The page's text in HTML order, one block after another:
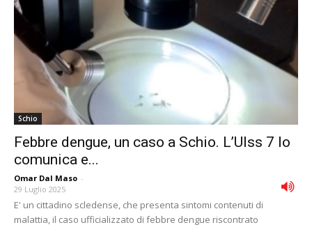
Schio
Febbre dengue, un caso a Schio. L’Ulss 7 lo
comunica e...
Omar Dal Maso -
29 Luglio 2025
E' un cittadino scledense, che presenta sintomi contenuti di
malattia, il caso ufficializzato di febbre dengue riscontrato